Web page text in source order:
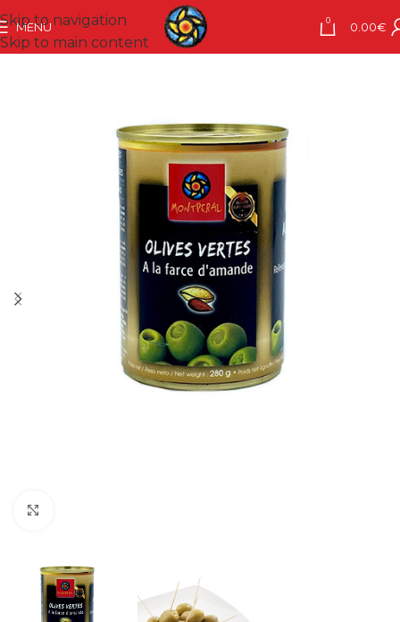
Skip to navigation
Skip to main content
MENU 0 0.00€